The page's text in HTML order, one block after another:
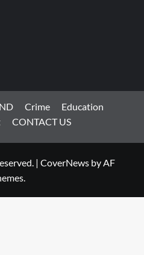
Crime
Education
CONTACT US
| CoverNews by AF